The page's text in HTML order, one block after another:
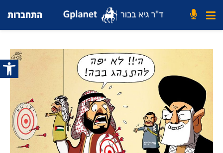
פתח
התחברות